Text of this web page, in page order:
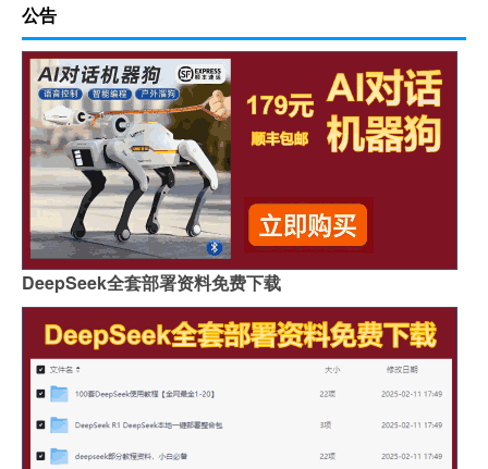
公告
DeepSeek全套部署资料免费下载